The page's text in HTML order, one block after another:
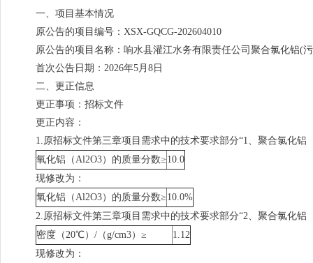
一、项目基本情况
原公告的项目编号：XSX-GQCG-202604010
原公告的项目名称：响水县灌江水务有限责任公司聚合氯化铝(
首次公告日期：2026年5月8日
二、更正信息
更正事项：招标文件
更正内容：
1.原招标文件第三章项目需求中的技术要求部分“1、聚合氯化铝
氧化铝（Al2O3）的质量分数≥ 10.0
现修改为：
氧化铝（Al2O3）的质量分数≥ 10.0%
2.原招标文件第三章项目需求中的技术要求部分“2、聚合氯化铝
密度（20℃）/（g/cm3）≥
1.12
现修改为：